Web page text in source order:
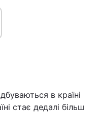
в країні
стає дедалі більш